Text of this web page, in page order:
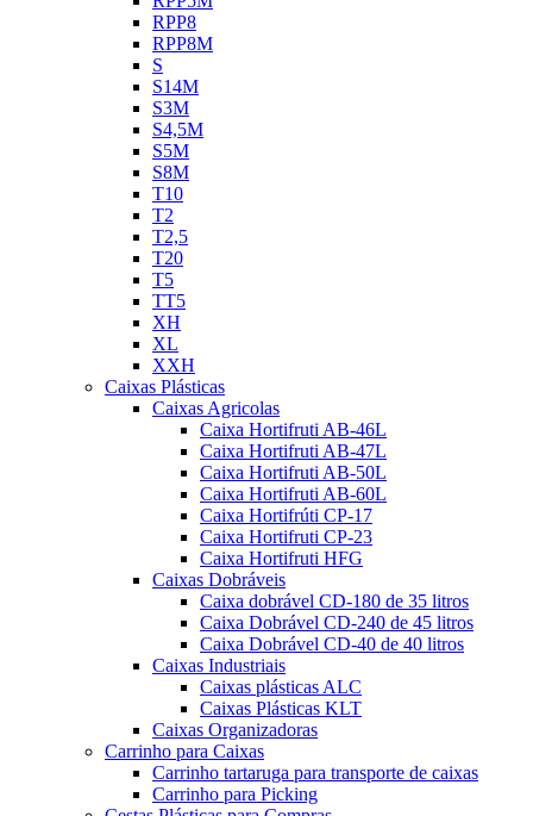
RPP8
RPP8M
S
S14M
S3M
S4,5M
S5M
S8M
T10
T2
T2,5
T20
T5
TT5
XH
XL
XXH
Caixas Plásticas
Caixas Agricolas
Caixa Hortifruti AB-46L
Caixa Hortifruti AB-47L
Caixa Hortifruti AB-50L
Caixa Hortifruti AB-60L
Caixa Hortifrúti CP-17
Caixa Hortifruti CP-23
Caixa Hortifruti HFG
Caixas Dobráveis
Caixa dobrável CD-180 de 35 litros
Caixa Dobrável CD-240 de 45 litros
Caixa Dobrável CD-40 de 40 litros
Caixas Industriais
Caixas plásticas ALC
Caixas Plásticas KLT
Caixas Organizadoras
Carrinho para Caixas
Carrinho tartaruga para transporte de caixas
Carrinho para Picking